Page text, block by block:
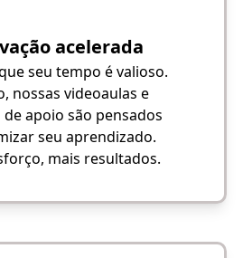
acelerada
seu tempo é valioso.
nossas videoaulas e
apoio são pensados
seu aprendizado.
mais resultados.